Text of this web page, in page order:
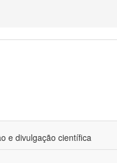
e divulgação científica